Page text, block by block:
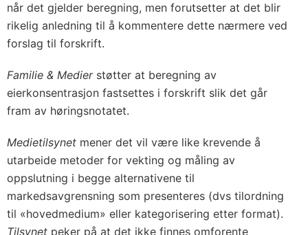
når det gjelder beregning, men forutsetter at det blir
rikelig anledning til å kommentere dette nærmere ved
forslag til forskrift.
Familie & Medierstøtter at beregning av
eierkonsentrasjon fastsettes i forskrift slik det går
fram av høringsnotatet.
Medietilsynet mener det vil være like krevende å
utarbeide metoder for vekting og måling av
oppslutning i begge alternativene til
markedsavgrensning som presenteres (dvs tilordning
til «hovedmedium» eller kategorisering etter format).
Tilsynet peker på at det ikke finnes omforente